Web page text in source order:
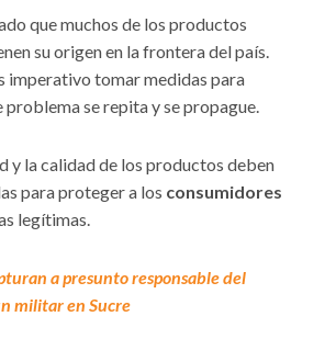
que muchos de los productos
su origen en la frontera del país.
imperativo tomar medidas para
problema se repita y se propague.
y la calidad de los productos deben
para proteger a los consumidores
legítimas.
a presunto responsable del
militar en Sucre